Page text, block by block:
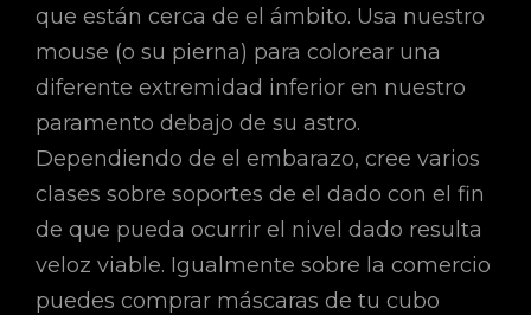
que están cerca de el ámbito. Usa nuestro
mouse (o su pierna) para colorear una
diferente extremidad inferior en nuestro
paramento debajo de su astro.
Dependiendo de el embarazo, cree varios
clases sobre soportes de el dado con el fin
de que pueda ocurrir el nivel dado resulta
veloz viable. Igualmente sobre la comercio
puedes comprar máscaras de tu cubo